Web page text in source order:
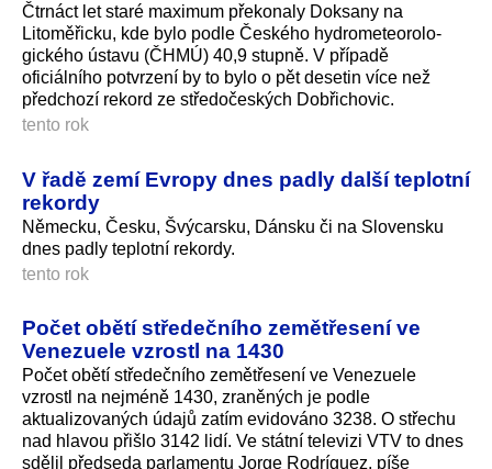
Čtrnáct let staré maximum překonaly Doksany na
Litoměřicku, kde bylo podle Českého hydrometeorolo­
gického ústavu (ČHMÚ) 40,9 stupně. V případě
oficiálního potvrzení by to bylo o pět desetin více než
předchozí rekord ze středočeských Dobřichovic.
tento rok
V řadě zemí Evropy dnes padly další teplotní
rekordy
Německu, Česku, Švýcarsku, Dánsku či na Slovensku
dnes padly teplotní rekordy.
tento rok
Počet obětí středečního zemětřesení ve
Venezuele vzrostl na 1430
Počet obětí středečního zemětřesení ve Venezuele
vzrostl na nejméně 1430, zraněných je podle
aktualizovaných údajů zatím evidováno 3238. O střechu
nad hlavou přišlo 3142 lidí. Ve státní televizi VTV to dnes
sdělil předseda parlamentu Jorge Rodríguez, píše